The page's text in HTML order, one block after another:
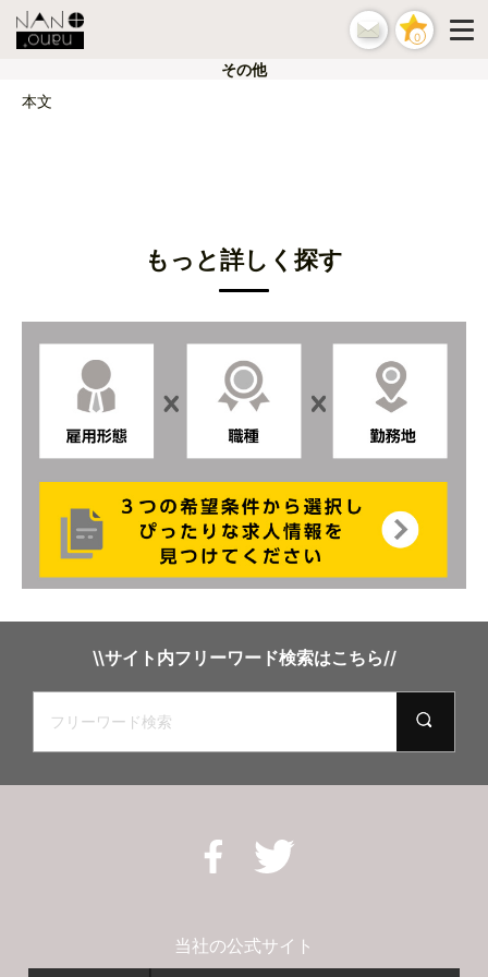
0
その他
本文
もっと詳しく探す
\\サイト内フリーワード検索はこちら//
当社の公式サイト